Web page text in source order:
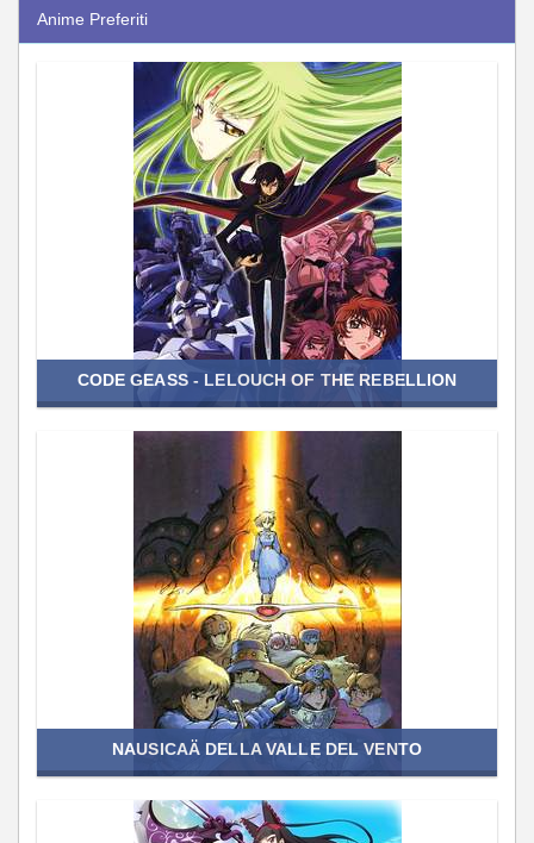
Anime Preferiti
CODE GEASS - LELOUCH OF THE REBELLION
NAUSICAÄ DELLA VALLE DEL VENTO